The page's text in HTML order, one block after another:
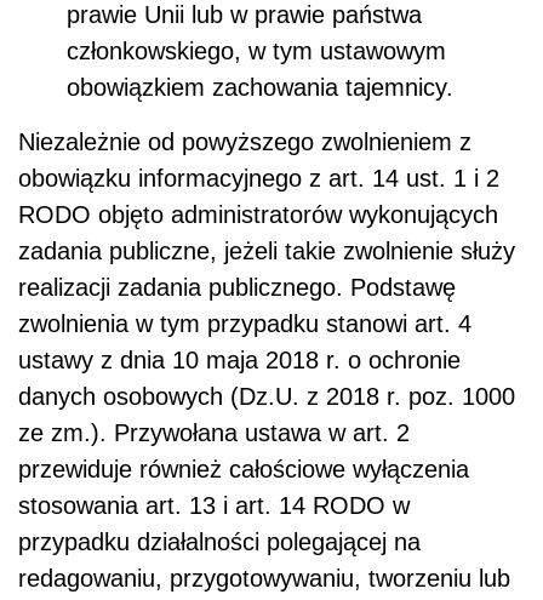
prawie Unii lub w prawie państwa
członkowskiego, w tym ustawowym
obowiązkiem zachowania tajemnicy.
Niezależnie od powyższego zwolnieniem z
obowiązku informacyjnego z art. 14 ust. 1 i 2
RODO objęto administratorów wykonujących
zadania publiczne, jeżeli takie zwolnienie służy
realizacji zadania publicznego. Podstawę
zwolnienia w tym przypadku stanowi art. 4
ustawy z dnia 10 maja 2018 r. o ochronie
danych osobowych (Dz.U. z 2018 r. poz. 1000
ze zm.). Przywołana ustawa w art. 2
przewiduje również całościowe wyłączenia
stosowania art. 13 i art. 14 RODO w
przypadku działalności polegającej na
redagowaniu, przygotowywaniu, tworzeniu lub